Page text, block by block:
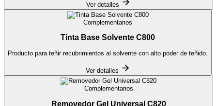
Ver detalles
Complementarios
Tinta Base Solvente C800
Producto para teñir recubrimientos al solvente con alto poder de teñido.
Ver detalles
Complementarios
Removedor Gel Universal C820